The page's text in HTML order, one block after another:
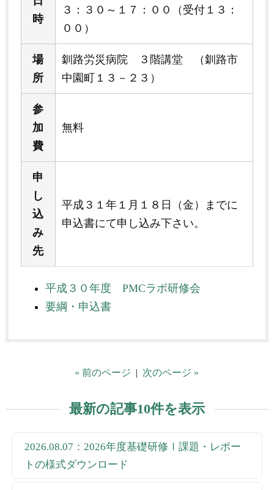
時
３：３０～１７：００（受付１３：
００）
場
所
釧路労災病院 ３階講堂 （釧路市
中園町１３－２３）
参
加
費
無料
申
し
込
み
先
平成３１年１月１８日（金）までに
申込書にて申し込み下さい。
平成３０年度 PMCラボ研修会
要綱・申込書
« 前のページ | 次のページ »
最新の記事10件を表示
2026.08.07：2026年度基礎研修Ⅰ課題・レポー
トの様式ダウンロード